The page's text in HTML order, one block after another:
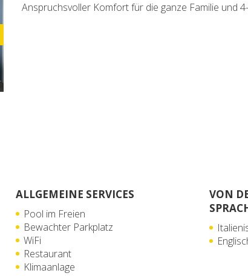
Anspruchsvoller Komfort für die ganze Familie und
ALLGEMEINE SERVICES
Pool im Freien
Bewachter Parkplatz
WiFi
Restaurant
Klimaanlage
VON